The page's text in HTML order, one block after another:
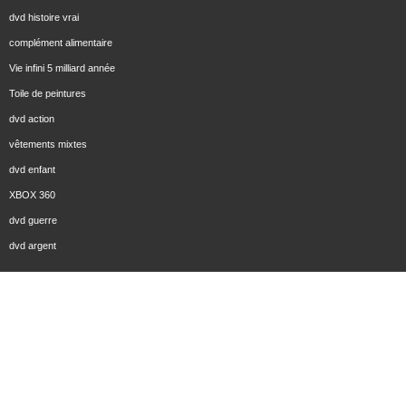
dvd histoire vrai
complément alimentaire
Vie infini 5 milliard année
Toile de peintures
dvd action
vêtements mixtes
dvd enfant
XBOX 360
dvd guerre
dvd argent